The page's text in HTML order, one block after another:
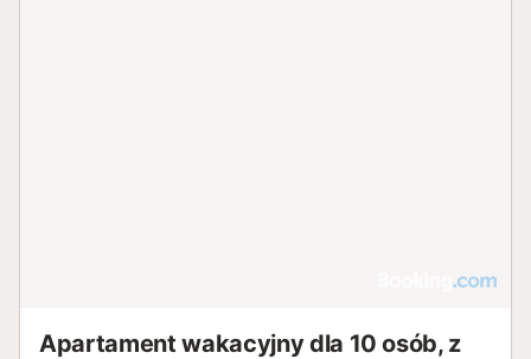
Apartament wakacyjny dla 10 osób, z